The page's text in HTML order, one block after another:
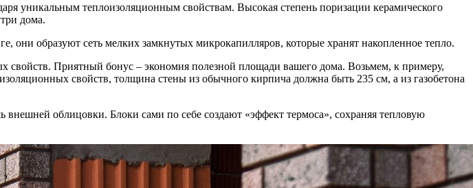
уникальным теплоизоляционным свойствам. Высокая степень поризации керамического
дома.
они образуют сеть мелких замкнутых микрокапилляров, которые хранят накопленное тепло.
свойств. Приятный бонус – экономия полезной площади вашего дома. Возьмем, к примеру,
свойств, толщина стены из обычного кирпича должна быть 235 см, а из газобетона
облицовки. Блоки сами по себе создают «эффект термоса», сохраняя тепловую